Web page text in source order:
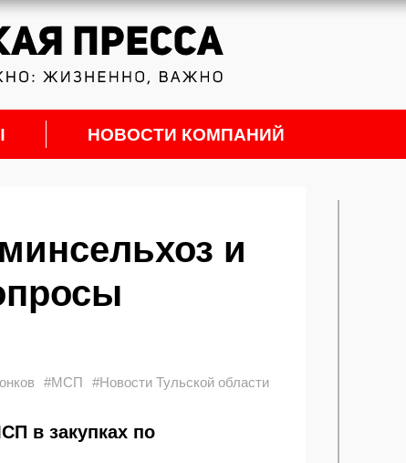
НОВОСТИ КОМПАНИЙ
и
#МСП #Новости Тульской области
в закупках по